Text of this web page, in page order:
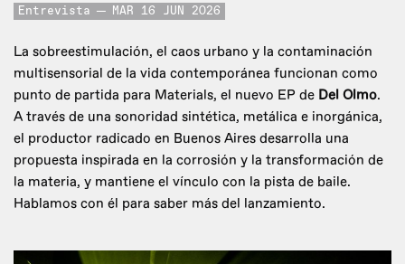
Entrevista MAR 16 JUN 2026
La sobreestimulación, el caos urbano y la contaminación
multisensorial de la vida contemporánea funcionan como
punto de partida para Materials, el nuevo EP de Del Olmo.
A través de una sonoridad sintética, metálica e inorgánica,
el productor radicado en Buenos Aires desarrolla una
propuesta inspirada en la corrosión y la transformación de
la materia, y mantiene el vínculo con la pista de baile.
Hablamos con él para saber más del lanzamiento.